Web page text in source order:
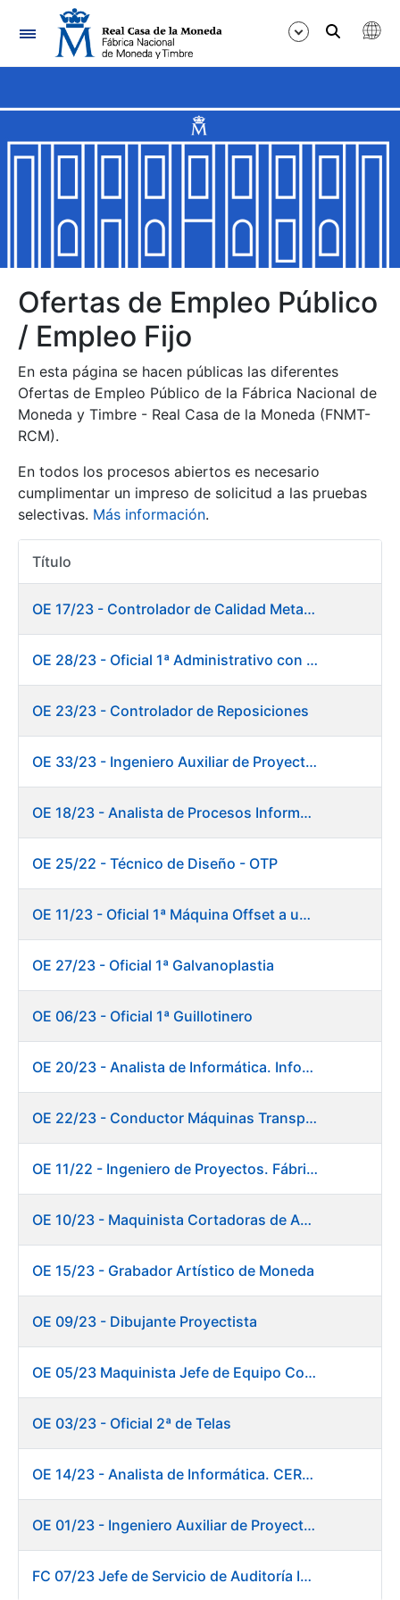
Navegación
Mostrar/Ocultar
Mostrar/Ocultar
Mostrar/Ocultar
Mostrar/Ocultar
Mostrar/Ocultar
Mostrar/Ocultar
Mostrar/Ocultar
Mostrar/Ocultar
Ofertas de Empleo Público
/ Empleo Fijo
En esta página se hacen públicas las diferentes
Ofertas de Empleo Público de la Fábrica Nacional de
Moneda y Timbre - Real Casa de la Moneda (FNMT-
RCM).
En todos los procesos abiertos es necesario
cumplimentar un impreso de solicitud a las pruebas
selectivas. Más información.
Título
OE 17/23 - Controlador de Calidad Metalurgia
OE 28/23 - Oficial 1ª Administrativo con inglés y francés
OE 23/23 - Controlador de Reposiciones
OE 33/23 - Ingeniero Auxiliar de Proyectos. Marketing
OE 18/23 - Analista de Procesos Informáticos
OE 25/22 - Técnico de Diseño - OTP
OE 11/23 - Oficial 1ª Máquina Offset a un color
OE 27/23 - Oficial 1ª Galvanoplastia
OE 06/23 - Oficial 1ª Guillotinero
OE 20/23 - Analista de Informática. Informática.
OE 22/23 - Conductor Máquinas Transportadoras-Elevadoras. Fábrica Papel.
OE 11/22 - Ingeniero de Proyectos. Fábrica de Papel
OE 10/23 - Maquinista Cortadoras de Acabados.
OE 15/23 - Grabador Artístico de Moneda
OE 09/23 - Dibujante Proyectista
OE 05/23 Maquinista Jefe de Equipo Corte y Enfajado
OE 03/23 - Oficial 2ª de Telas
OE 14/23 - Analista de Informática. CERES
OE 01/23 - Ingeniero Auxiliar de Proyectos. Innovación
FC 07/23 Jefe de Servicio de Auditoría Interna